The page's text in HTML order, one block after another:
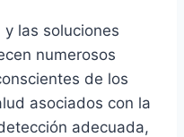
las soluciones
numerosos
de los
asociados con la
adecuada,